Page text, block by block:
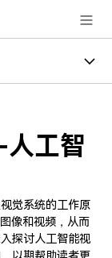
工智
觉系统的工作原
像和视频，从而
探讨人工智能视